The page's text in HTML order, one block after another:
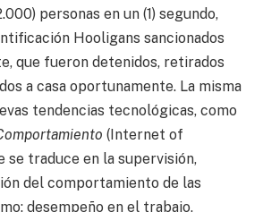
personas en un (1) segundo,
Hooligans sancionados
que fueron detenidos, retirados
a casa oportunamente. La misma
tendencias tecnológicas, como
(Internet of
se traduce en la supervisión,
del comportamiento de las
desempeño en el trabajo,